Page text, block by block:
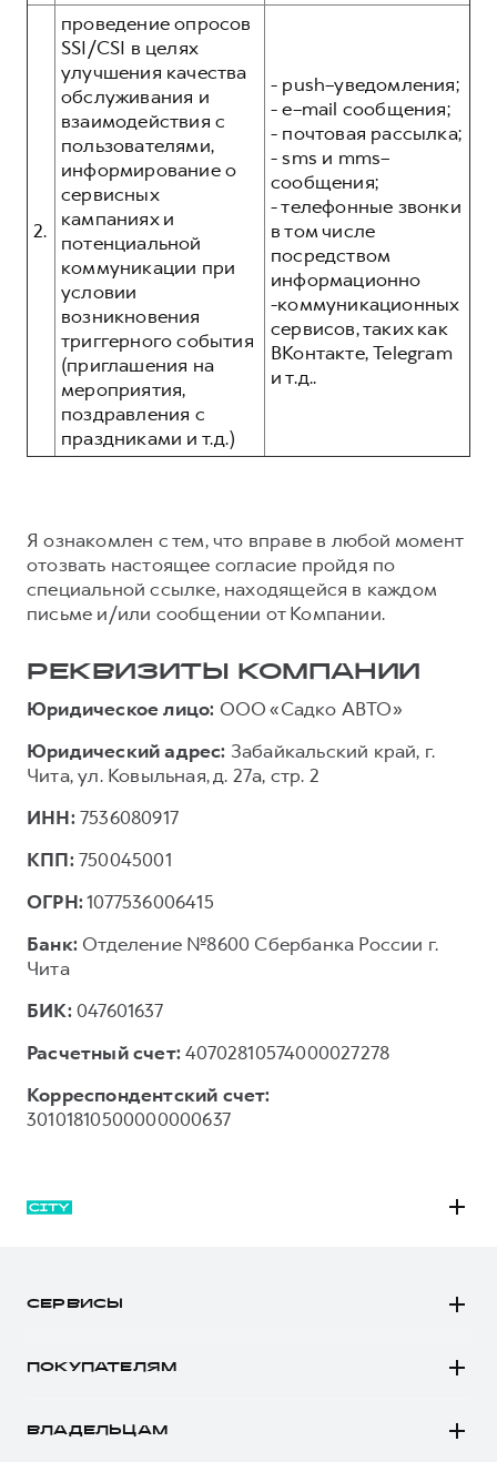
2.
проведение опросов
SSI/CSI в целях
улучшения качества
обслуживания и
взаимодействия с
пользователями,
информирование о
сервисных
кампаниях и
потенциальной
коммуникации при
условии
возникновения
триггерного события
(приглашения на
мероприятия,
поздравления с
праздниками и т.д.)
- push–уведомления;
- e–mail сообщения;
- почтовая рассылка;
- sms и mms–
сообщения;
- телефонные звонки
в том числе
посредством
информационно
-коммуникационных
сервисов, таких как
ВКонтакте, Telegram
и т.д..
Я ознакомлен с тем, что вправе в любой момент
отозвать настоящее согласие пройдя по
специальной ссылке, находящейся в каждом
письме и/или сообщении от Компании.
РЕКВИЗИТЫ КОМПАНИИ
Юридическое лицо: ООО «Садко АВТО»
Юридический адрес: Забайкальский край, г.
Чита, ул. Ковыльная, д. 27а, стр. 2
ИНН:7536080917
КПП:750045001
ОГРН:1077536006415
Банк: Отделение №8600 Сбербанка России г.
Чита
БИК:047601637
Расчетный счет:40702810574000027278
Корреспондентский счет:
30101810500000000637
СЕРВИСЫ
ПОКУПАТЕЛЯМ
Конфигуратор HAVAL
ВЛАДЕЛЬЦАМ